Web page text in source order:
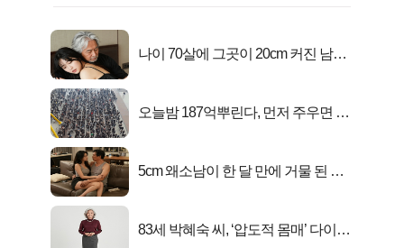
나이 70살에 그곳이 20cm 커진 남자..
오늘밤 187억뿌린다, 먼저 주우면 최
5cm 왜소남이 한 달 만에 거물 된 사
83세 박혜숙 씨, ‘압도적 몸매’ 다이어